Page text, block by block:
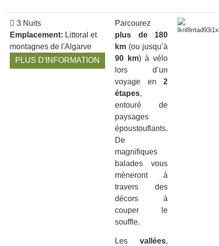
3 Nuits
Emplacement: Littoral et
montagnes de l'Algarve
PLUS D'INFORMATION
Parcourez
plus de 180
km (ou jusqu’à
90 km) à vélo
lors d’un
voyage en 2
étapes,
entouré de
paysages
époustouflants.
De
magnifiques
balades vous
mèneront à
travers des
décors à
couper le
souffle.
Les vallées,